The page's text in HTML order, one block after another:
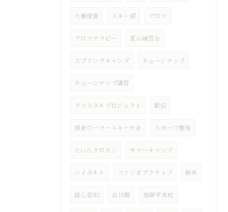
大瀬優貴 スキー部 アロマ
アロマテラピー 夏の練習会
スプリングキャンプ チューンナップ
チューンナップ講習
クリスタルプロジェクト 駅伝
猿倉ローラースキー大会 スポーツ整体
たいらクロカン サマーキャンプ
ハイボルト ファジオアクティブ 新年
結心堂SC 白川郷 南砺平高校